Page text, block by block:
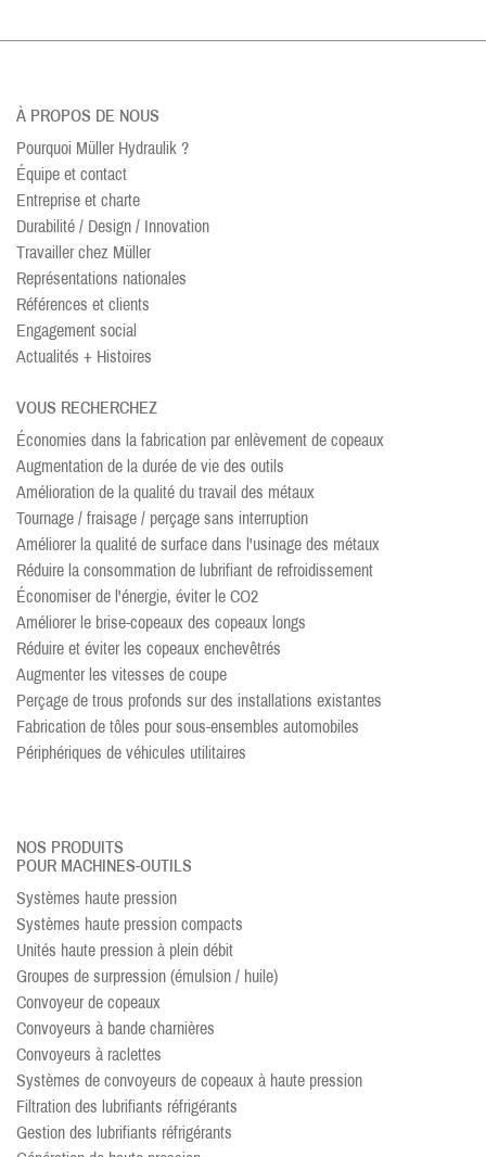
À PROPOS DE NOUS
Pourquoi Müller Hydraulik ?
Équipe et contact
Entreprise et charte
Durabilité / Design / Innovation
Travailler chez Müller
Représentations nationales
Références et clients
Engagement social
Actualités + Histoires
VOUS RECHERCHEZ
Économies dans la fabrication par enlèvement de copeaux
Augmentation de la durée de vie des outils
Amélioration de la qualité du travail des métaux
Tournage / fraisage / perçage sans interruption
Améliorer la qualité de surface dans l'usinage des métaux
Réduire la consommation de lubrifiant de refroidissement
Économiser de l'énergie, éviter le CO2
Améliorer le brise-copeaux des copeaux longs
Réduire et éviter les copeaux enchevêtrés
Augmenter les vitesses de coupe
Perçage de trous profonds sur des installations existantes
Fabrication de tôles pour sous-ensembles automobiles
Périphériques de véhicules utilitaires
NOS PRODUITS
POUR MACHINES-OUTILS
Systèmes haute pression
Systèmes haute pression compacts
Unités haute pression à plein débit
Groupes de surpression (émulsion / huile)
Convoyeur de copeaux
Convoyeurs à bande charnières
Convoyeurs à raclettes
Systèmes de convoyeurs de copeaux à haute pression
Filtration des lubrifiants réfrigérants
Gestion des lubrifiants réfrigérants